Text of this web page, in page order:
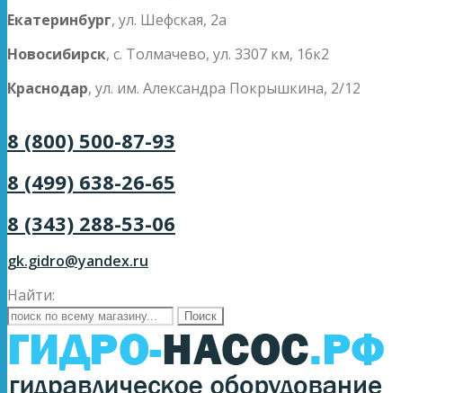
Екатеринбург, ул. Шефская, 2а
Новосибирск, с. Толмачево, ул. 3307 км, 16к2
Краснодар, ул. им. Александра Покрышкина, 2/12
8 (800) 500-87-93
8 (499) 638-26-65
8 (343) 288-53-06
gk.gidro@yandex.ru
Найти: